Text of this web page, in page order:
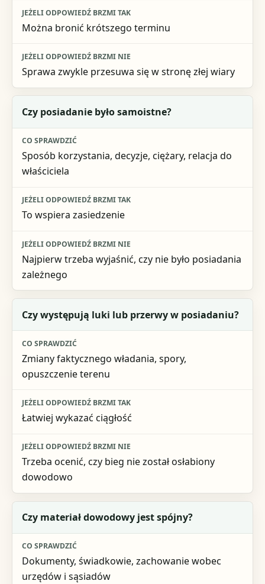
Można bronić krótszego terminu
Sprawa zwykle przesuwa się w stronę złej wiary
Czy posiadanie było samoistne?
Sposób korzystania, decyzje, ciężary, relacja do
właściciela
To wspiera zasiedzenie
Najpierw trzeba wyjaśnić, czy nie było posiadania
zależnego
Czy występują luki lub przerwy w posiadaniu?
Zmiany faktycznego władania, spory,
opuszczenie terenu
Łatwiej wykazać ciągłość
Trzeba ocenić, czy bieg nie został osłabiony
dowodowo
Czy materiał dowodowy jest spójny?
Dokumenty, świadkowie, zachowanie wobec
urzędów i sąsiadów